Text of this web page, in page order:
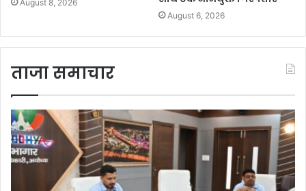
August 8, 2026
August 6, 2026
ताजा समाचार